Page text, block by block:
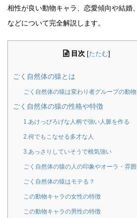
相性が良い動物キャラ、恋愛傾向や結婚
などについて完全解説します。
目次 たたむ
ごく自然体の猿とは
ごく自然体の猿は変わり者グループの動
ごく自然体の猿の性格や特徴
1.あけっぴろげな人柄で強い人脈を作る
2.何でもこなせる多才な人
3.あっさりしていそうで根気強い
ごく自然体の猿の人の印象やオーラ・雰
ごく自然体の猿はモテる？
この動物キャラの女性の特徴
この動物キャラの男性の特徴